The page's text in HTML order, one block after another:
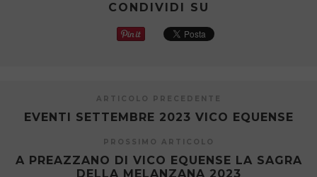
CONDIVIDI SU
ARTICOLO PRECEDENTE
EVENTI SETTEMBRE 2023 VICO EQUENSE
PROSSIMO ARTICOLO
A PREAZZANO DI VICO EQUENSE LA SAGRA
DELLA MELANZANA 2023